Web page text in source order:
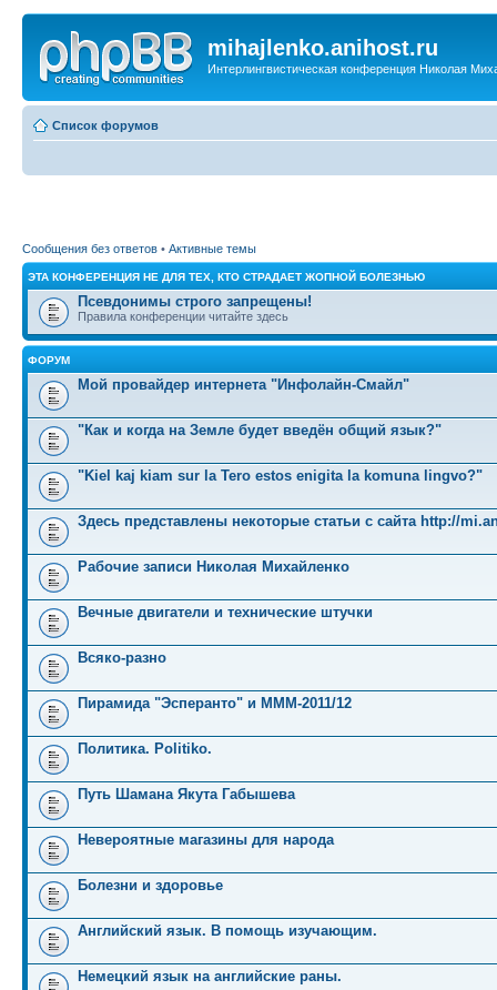
mihajlenko.anihost.ru
Интерлингвистическая конференция Николая
Список форумов
Сообщения без ответов • Активные темы
ЭТА КОНФЕРЕНЦИЯ НЕ ДЛЯ ТЕХ, КТО СТРАДАЕТ ЖОПНОЙ БОЛЕЗНЬЮ
Псевдонимы строго запрещены!
Правила конференции читайте здесь
ФОРУМ
Мой провайдер интернета "Инфолайн-Смайл"
"Как и когда на Земле будет введён общий язык?"
"Kiel kaj kiam sur la Tero estos enigita la komuna lingvo?"
Здесь представлены некоторые статьи с сайта http://
Рабочие записи Николая Михайленко
Вечные двигатели и технические штучки
Всяко-разно
Пирамида "Эсперанто" и MMM-2011/12
Политика. Politiko.
Путь Шамана Якута Габышева
Невероятные магазины для народа
Болезни и здоровье
Английский язык. В помощь изучающим.
Немецкий язык на английские раны.